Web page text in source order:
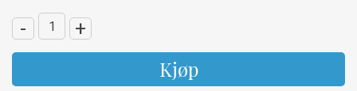
- +
Kjøp